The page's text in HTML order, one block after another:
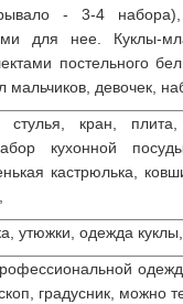
- 3-4
для нее. Куклы-
постельного
мальчиков, девочек,
стулья, кран,
кухонной
кастрюлька,
утюжки, одежда
градусник, можно